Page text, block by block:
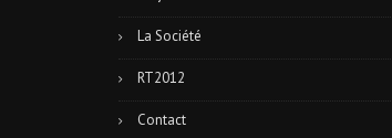
La Société
RT2012
Contact